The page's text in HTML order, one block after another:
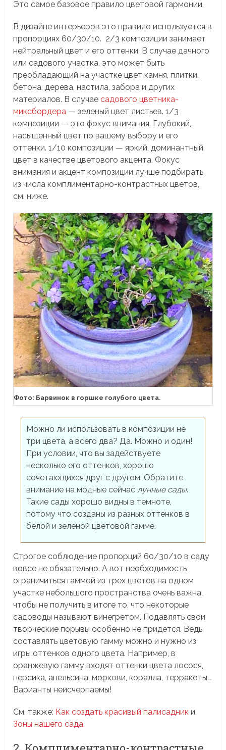
Это самое базовое правило цветовой гармонии.
В дизайне интерьеров это правило используется в
пропорциях 60/30/10. 2/3 композиции занимает
нейтральный цвет и его оттенки. В случае дачного
или садового участка, это может быть
преобладающий на участке цвет камня, плитки,
бетона, дерева, настила, забора и других
материалов. В случаесадового цветника-
миксбордера — зеленый цвет листьев. 1/3
композиции — это фокус внимания. Глубокий,
насыщенный цвет по вашему выбору и его
оттенки. 1/10 композиции — яркий, доминантный
цвет в качестве цветового акцента. Фокус
внимания и акцент композиции лучше подбирать
из числа комплиментарно-контрастных цветов,
см. ниже.
Фото: Барвинок в горшке голубого цвета.
Можно ли использовать в композиции не
три цвета, а всего два? Да. Можно и один!
При условии, что вы задействуете
несколько его оттенков, хорошо
сочетающихся друг с другом. Обратите
внимание на модные сейчаслунные сады.
Такие сады хорошо видны в темноте,
потому что созданы из разных оттенков в
белой и зеленой цветовой гамме.
Строгое соблюдение пропорций 60/30/10 в саду
вовсе не обязательно. А вот необходимость
ограничиться гаммой из трех цветов на одном
участке небольшого пространства очень важна,
чтобы не получить в итоге то, что некоторые
садоводы называют винегретом. Подавлять свои
творческие порывы особенно не придется. Ведь
составлять цветовую гамму можно и нужно из
игры оттенков одного цвета. Например, в
оранжевую гамму входят оттенки цвета лосося,
персика, апельсина, моркови, коралла, терракоты…
Варианты неисчерпаемы!
См. также: Как создать красивый палисадник и
Зоны нашего сада.